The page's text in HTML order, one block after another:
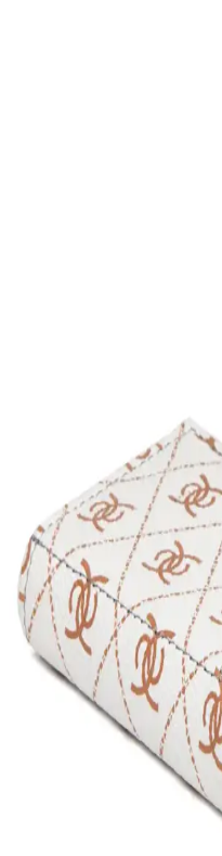
AVCA ve polo air kadın
yorumlarıyla karşılaştırıldı.
açısından hangisi sizin için
Kadın Suni Deri ve
Karşılaştırması:
İki popüler kadın cüzdanı
ürünlerinin tasarım,
Walle's Polo Kartlık
Modellerin Özellikleri
ve otomatik mekanizma
tasarımlarıyla kullanıcıların
detaylı karşılaştırma ve
Yeni Adelina ve Unisex
Karşılaştırması
Bu karşılaştırmada iki farklı
Adelina modeli kompakt ve
para bölmesi sunuyor. Hangi
Newish Adelina
Modern Tasarımların
İki farklı Adelina cüzdan
ve şık tasarımları, RFID
öne çıkan bu ürünler, günlük
Adelina Yeşil Nova
Cüzdan Günlük